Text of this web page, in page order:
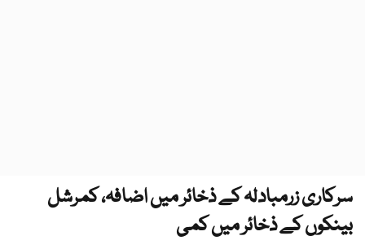
سرکاری زرمبادلہ کے ذخائر میں اضافہ، کمرشل
بینکوں کے ذخائر میں کمی